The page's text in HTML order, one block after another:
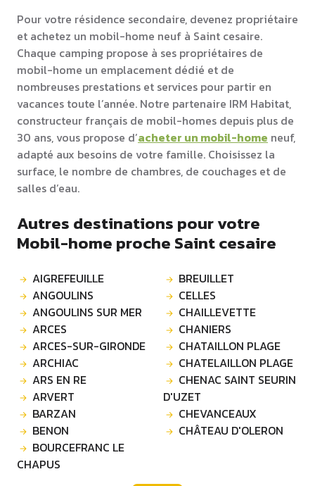
Pour votre résidence secondaire, devenez propriétaire
et achetez un mobil-home neuf à Saint cesaire.
Chaque camping propose à ses propriétaires de
mobil-home un emplacement dédié et de
nombreuses prestations et services pour partir en
vacances toute l’année. Notre partenaire IRM Habitat,
constructeur français de mobil-homes depuis plus de
30 ans, vous propose d’acheter un mobil-home neuf,
adapté aux besoins de votre famille. Choisissez la
surface, le nombre de chambres, de couchages et de
salles d’eau.
Autres destinations pour votre
Mobil-home proche Saint cesaire
AIGREFEUILLE
ANGOULINS
ANGOULINS SUR MER
ARCES
ARCES-SUR-GIRONDE
ARCHIAC
ARS EN RE
ARVERT
BARZAN
BENON
BOURCEFRANC LE
CHAPUS
BREUILLET
CELLES
CHAILLEVETTE
CHANIERS
CHATAILLON PLAGE
CHATELAILLON PLAGE
CHENAC SAINT SEURIN
D'UZET
CHEVANCEAUX
CHÂTEAU D'OLERON